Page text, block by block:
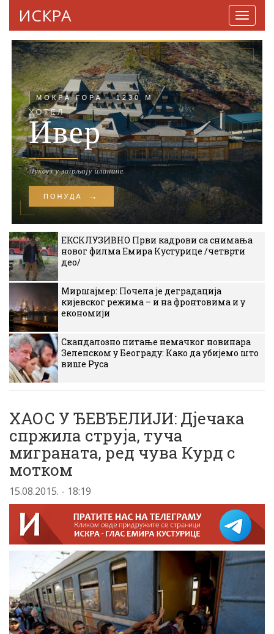
ИСКРА
ЕКСКЛУЗИВНО Први кадрови са снимања
новог филма Емира Кустурице /четврти
део/
Миршајмер: Почела је деградација
кијевског режима – и на фронтовима и у
економији
Скандалозно питање немачког новинара
Зеленском у Београду: Како да убијемо што
више Руса
ХАОС У ЂЕВЂЕЛИЈИ: Дјечака
спржила струја, туча
миграната, ред чува Курд с
мотком
15.08.2015. - 18:19